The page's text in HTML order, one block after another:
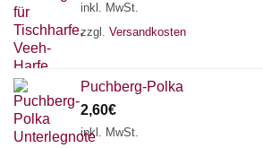
inkl. MwSt.
zzgl. Versandkosten
Puchberg-Polka
2,60€
inkl. MwSt.